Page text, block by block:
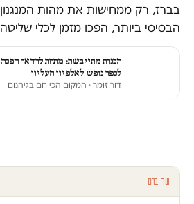
בברז, רק ממחישות את מהות
הבסיסי ביותר, הפכו מזמן לכלי
הכנרת מתייבשת: מתחת לרדאר הפכה
לכפר נופש לאלפיון העליון
דור זומר · המקום הכי חם בגיהנום
עוד בחם